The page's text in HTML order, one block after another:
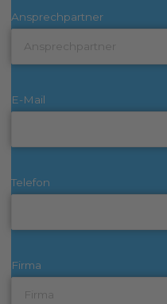
Ansprechpartner
E-Mail
Telefon
Firma